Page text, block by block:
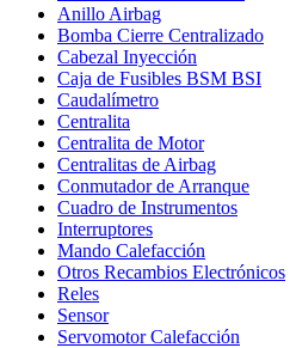
Anillo Airbag
Bomba Cierre Centralizado
Cabezal Inyección
Caja de Fusibles BSM BSI
Caudalímetro
Centralita
Centralita de Motor
Centralitas de Airbag
Conmutador de Arranque
Cuadro de Instrumentos
Interruptores
Mando Calefacción
Otros Recambios Electrónicos
Reles
Sensor
Servomotor Calefacción